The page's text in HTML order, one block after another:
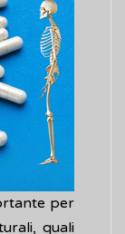
per
quali